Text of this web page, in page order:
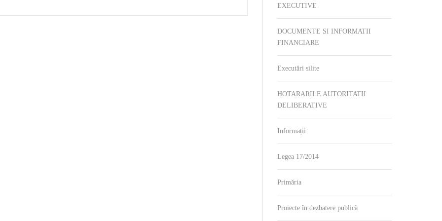
EXECUTIVE
DOCUMENTE SI INFORMATII
FINANCIARE
Executări silite
HOTARARILE AUTORITATII
DELIBERATIVE
Informații
Legea 17/2014
Primăria
Proiecte în dezbatere publică